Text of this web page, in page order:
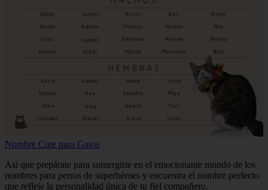
Nombre Cute para Gatos
Así que prepárate para sumergirte en el emocionante mundo de los
nombres para perros de superhéroes y encuentra el nombre perfecto
que refleje la personalidad única de tu fiel compañero.